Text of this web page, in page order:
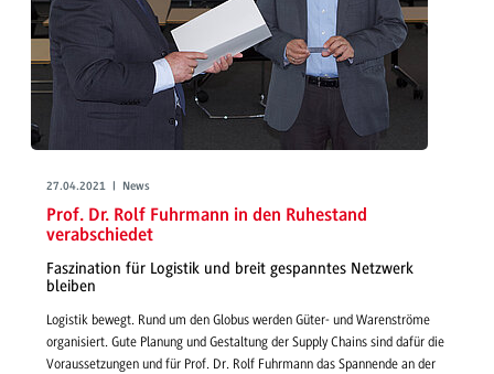
27.04.2021 | News
Prof. Dr. Rolf Fuhrmann in den Ruhestand
verabschiedet
Faszination für Logistik und breit gespanntes Netzwerk
bleiben
Logistik bewegt. Rund um den Globus werden Güter- und Warenströme
organisiert. Gute Planung und Gestaltung der Supply Chains sind dafür die
Voraussetzungen und für Prof. Dr. Rolf Fuhrmann das Spannende an der